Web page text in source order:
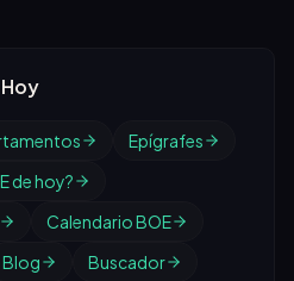
Epígrafes
de hoy?
Calendario BOE
Blog Buscador